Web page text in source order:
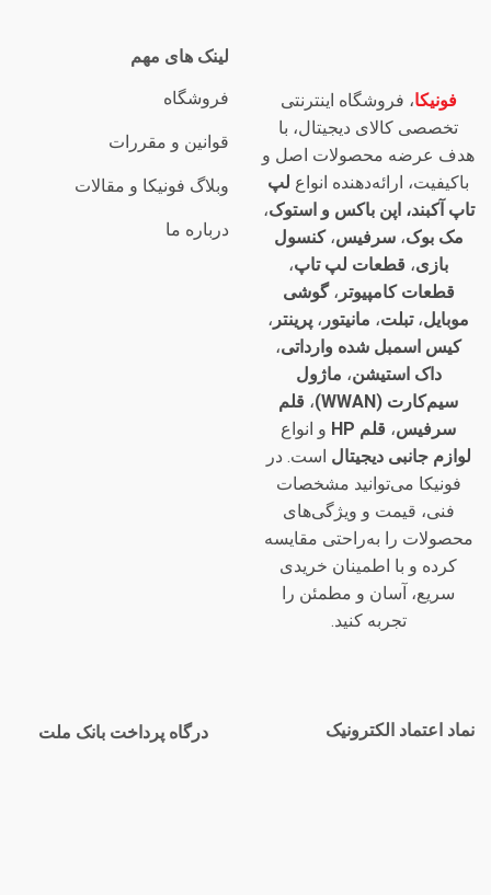
فونیکا، فروشگاه اینترنتی
تخصصی کالای دیجیتال، با
هدف عرضه محصولات اصل و
باکیفیت، ارائه‌دهنده انواع لپ
تاپ آکبند، اپن باکس و استوک،
مک بوک،سرفیس،کنسول
بازی، قطعات لپ تاپ،
قطعات کامپیوتر ،گوشی
موبایل،تبلت، مانیتور ، پرینتر ،
کیس اسمبل شده وارداتی،
داک استیشن، ماژول
سیم‌کارت (WWAN)
، قلم
سرفیس، قلم HP
و انواع
لوازم جانبی دیجیتال است. در
فونیکا می‌توانید مشخصات
فنی، قیمت و ویژگی‌های
محصولات را به‌راحتی مقایسه
کرده و با اطمینان خریدی
سریع، آسان و مطمئن را
تجربه کنید.
لینک های مهم
فروشگاه
قوانین و مقررات
وبلاگ فونیکا و مقالات
درباره ما
نماد اعتماد الکترونیک درگاه پرداخت بانک ملت